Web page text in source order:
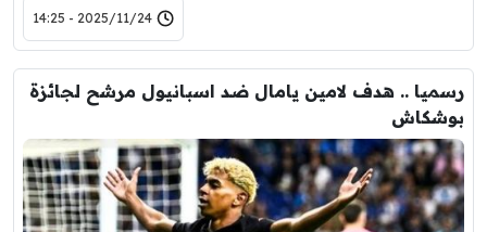
2025/11/24 - 14:25
رسميا .. هدف لامين يامال ضد اسبانيول مرشح لجائزة
بوشكاش